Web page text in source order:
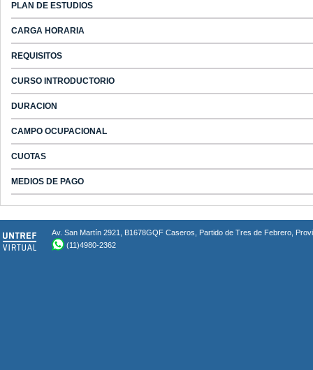
PLAN DE ESTUDIOS
CARGA HORARIA
REQUISITOS
CURSO INTRODUCTORIO
DURACION
CAMPO OCUPACIONAL
CUOTAS
MEDIOS DE PAGO
Av. San Martín 2921, B1678GQF Caseros, Partido de Tres de Febrero,
(11)4980-2362